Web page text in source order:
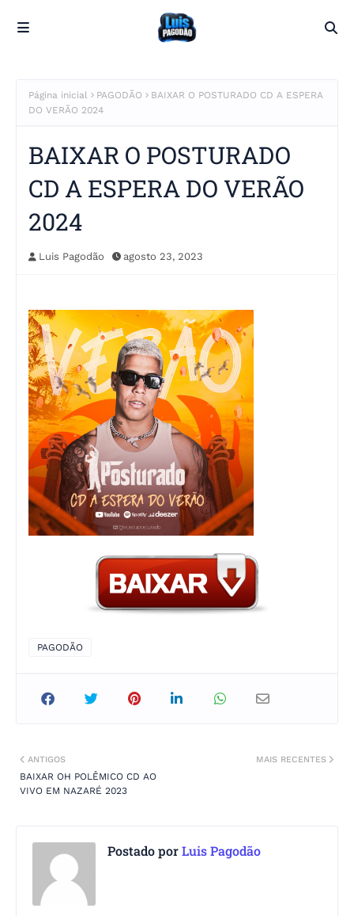
Página inicial PAGODÃO
BAIXAR O POSTURADO CD A ESPERA
DO VERÃO 2024
BAIXAR O POSTURADO
CD A ESPERA DO VERÃO
2024
Luis Pagodão agosto 23, 2023
PAGODÃO
MAIS RECENTES
ANTIGOS
BAIXAR OH POLÊMICO CD AO
VIVO EM NAZARÉ 2023
Postado porLuis Pagodão